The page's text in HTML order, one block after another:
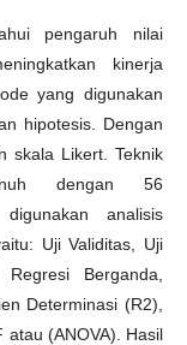
pengaruh nilai
kinerja
yang digunakan
hipotesis. Dengan
skala Likert. Teknik
dengan 56
analisis
Uji Validitas, Uji
Berganda,
Determinasi (R2),
atau (ANOVA). Hasil